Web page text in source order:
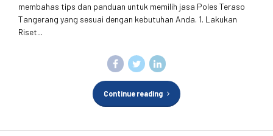
membahas tips dan panduan untuk memilih jasa Poles Teraso
Tangerang yang sesuai dengan kebutuhan Anda. 1. Lakukan
Riset...
Continue reading